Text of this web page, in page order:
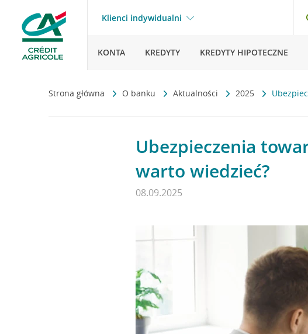
Klienci indywidualni
KONTA KREDYTY KREDYTY HIPOTECZNE
Strona główna O banku Aktualności 2025
Ubezpieczenia
warto wiedzieć?
08.09.2025